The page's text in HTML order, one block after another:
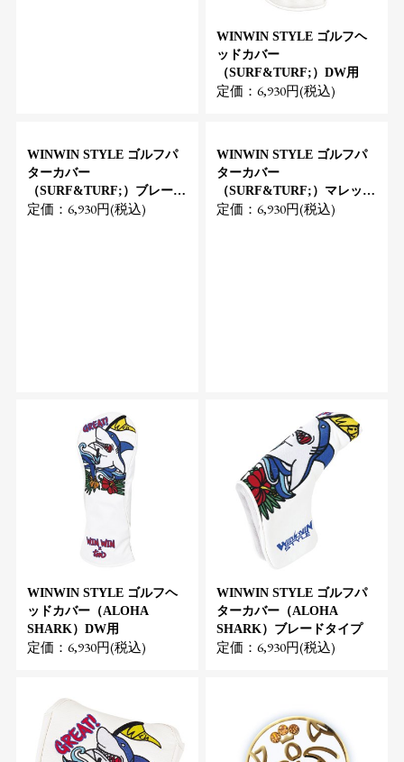
WINWIN STYLE ゴルフヘ
ッドカバー
（SURF&TURF;）DW用
定価：6,930円(税込)
WINWIN STYLE ゴルフパ
ターカバー
（SURF&TURF;）ブレード
タイプ
定価：6,930円(税込)
WINWIN STYLE ゴルフパ
ターカバー
（SURF&TURF;）マレット
タイプ
定価：6,930円(税込)
WINWIN STYLE ゴルフヘ
ッドカバー（ALOHA
SHARK）DW用
定価：6,930円(税込)
WINWIN STYLE ゴルフパ
ターカバー（ALOHA
SHARK）ブレードタイプ
定価：6,930円(税込)